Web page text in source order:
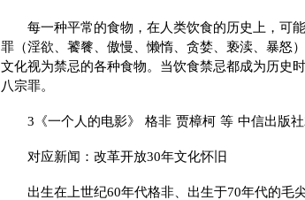
每一种平常的食物，在人类饮食的历史上，可
罪（淫欲、饕餮、傲慢、懒惰、贪婪、亵渎、暴怒
文化视为禁忌的各种食物。当饮食禁忌都成为历史
八宗罪。
3《一个人的电影》 格非 贾樟柯 等 中信出版社
对应新闻：改革开放30年文化怀旧
出生在上世纪60年代格非、出生于70年代的毛